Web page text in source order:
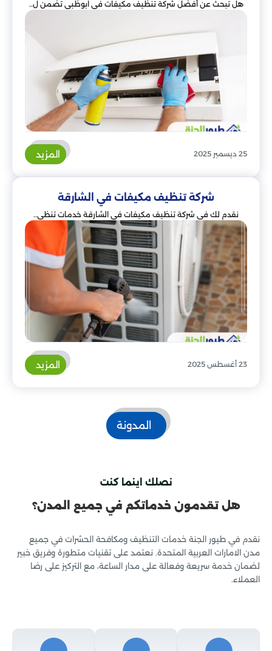
هل تبحث عن أفضل شركة تنظيف مكيفات في ابوظبي تضمن ل..
25 ديسمبر 2025 المزيد
شركة تنظيف مكيفات في الشارقة
نقدم لك في شركة تنظيف مكيفات في الشارقة خدمات تنظي..
23 أغسطس 2025 المزيد
المدونة
نصلك اينما كنت
هل تقدمون خدماتكم في جميع المدن؟
نقدم في طيور الجنة خدمات التنظيف ومكافحة الحشرات في جميع
مدن الامارات العربية المتحدة. نعتمد على تقنيات متطورة وفريق خبير
لضمان خدمة سريعة وفعالة على مدار الساعة، مع التركيز على رضا
العملاء.